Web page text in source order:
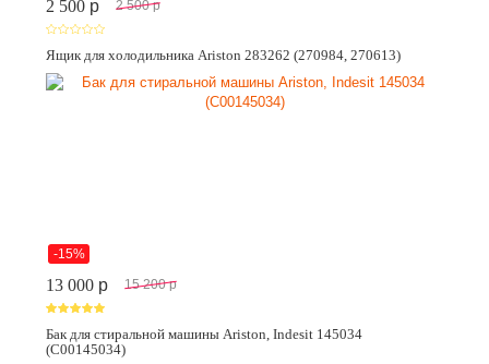
2 500 p 2 500 p
Ящик для холодильника Ariston 283262 (270984, 270613)
-15%
13 000 p 15 200 p
Бак для стиральной машины Ariston, Indesit 145034
(C00145034)